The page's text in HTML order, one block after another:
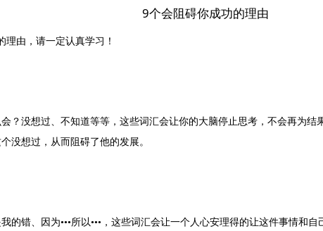
9个会阻碍你成功的理由
理由，请一定认真学习！
？没想过、不知道等等，这些词汇会让你的大脑停止思考，不会再为
没想过，从而阻碍了他的发展。
的错、因为•••所以•••，这些词汇会让一个人心安理得的让这件事情和